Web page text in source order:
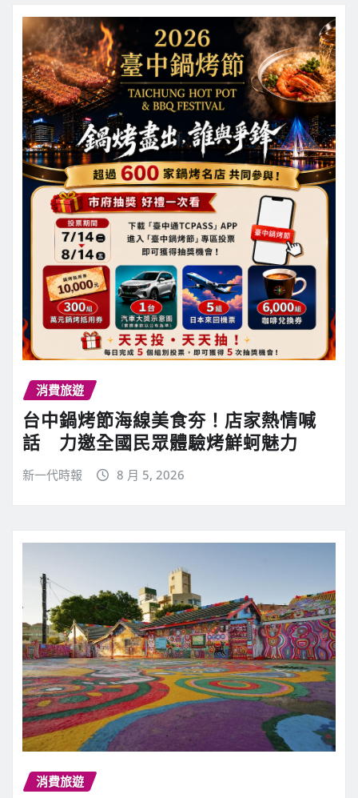
消費旅遊
台中鍋烤節海線美食夯！店家熱情喊
話 力邀全國民眾體驗烤鮮蚵魅力
新一代時報 8 月 5, 2026
消費旅遊